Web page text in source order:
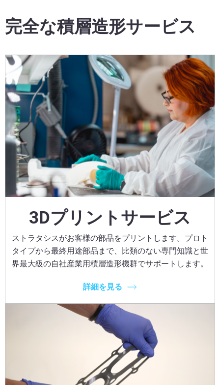
完全な積層造形サービス
3Dプリントサービス
ストラタシスがお客様の部品をプリントします。プロト
タイプから最終用途部品まで、比類のない専門知識と世
界最大級の自社産業用積層造形機群でサポートします。
詳細を見る